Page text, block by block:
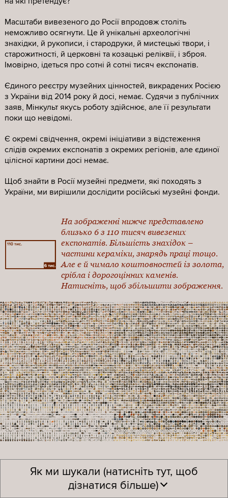
Масштаби вивезеного до Росії впродовж століть
неможливо осягнути. Це й унікальні археологічні
знахідки, й рукописи, і стародруки, й мистецькі твори, і
старожитності, й церковні та козацькі реліквії, і зброя.
Імовірно, ідеться про сотні й сотні тисяч експонатів.
Єдиного реєстру музейних цінностей, викрадених Росією
з України від 2014 року й досі, немає. Судячи з публічних
заяв, Мінкульт якусь роботу здійснює, але її результати
поки що невідомі.
Є окремі свідчення, окремі ініціативи з відстеження
слідів окремих експонатів з окремих регіонів, але єдиної
цілісної картини досі немає.
Щоб знайти в Росії музейні предмети, які походять з
України, ми вирішили дослідити російські музейні фонди.
На зображенні нижче представлено
близько 6 з 110 тисяч вивезених
експонатів. Більшість знахідок –
частини кераміки, знарядь праці тощо.
Але є й чимало коштовностей із золота,
срібла і дорогоцінних каменів.
Натисніть, щоб збільшити зображення.
Як ми шукали (натисніть тут, щоб
дізнатися більше)